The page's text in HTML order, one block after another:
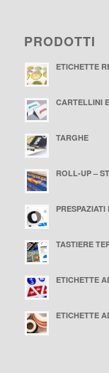
PRODOTTI
ETICHETTE
CARTELLINI
TARGHE
ROLL-UP –
PRESPAZIATI
TASTIERE
ETICHETTE
ETICHETTE